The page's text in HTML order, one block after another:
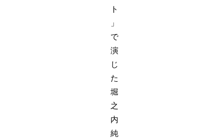
ト
」
で
演
じ
た
堀
之
内
純